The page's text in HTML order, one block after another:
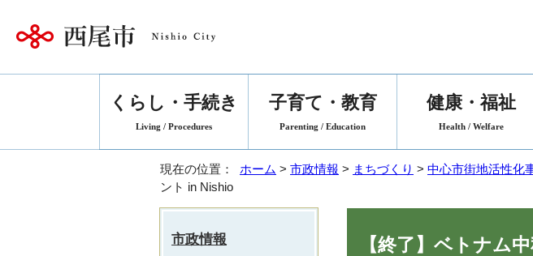
くらし・手続き
Living / Procedures
子育て・教育
Parenting / Education
健康・福祉
Health / Welfare
現在の位置： ホーム > 市政情報 > まちづくり > 中心市街地活性化
ント in Nishio
【終了】ベトナム
市政情報